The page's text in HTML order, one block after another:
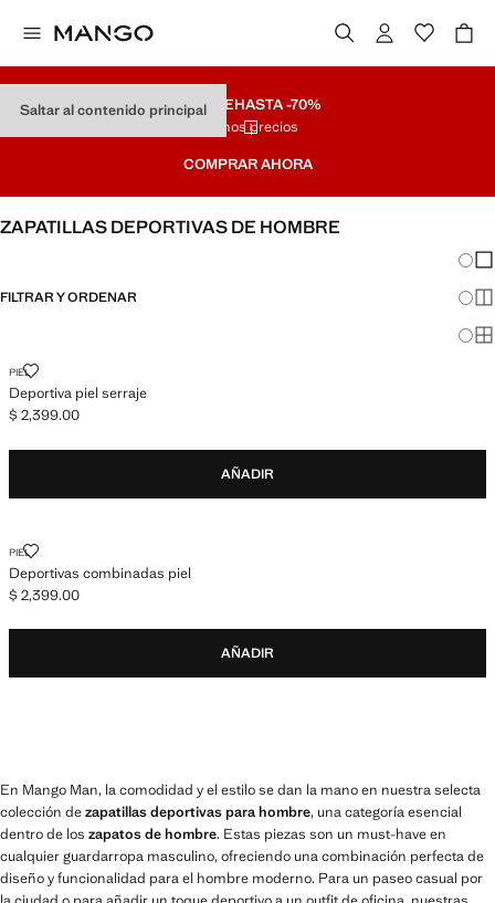
Saltar al contenido principal
REMATEHASTA -70%
Últimos precios
COMPRAR AHORA
ZAPATILLAS DEPORTIVAS DE HOMBRE
FILTRAR Y ORDENAR
PIEL
Deportiva piel serraje
DEPORTIVA PIEL SERRAJE
Precio actual [$ 2,399.00 ]
$ 2,399.00
AÑADIR
PIEL
Deportivas combinadas piel
DEPORTIVAS COMBINADAS PIEL
Precio actual [$ 2,399.00 ]
$ 2,399.00
AÑADIR
En Mango Man, la comodidad y el estilo se dan la mano en nuestra selecta
colección dezapatillas deportivas para hombre, una categoría esencial
dentro de los zapatos de hombre. Estas piezas son un must-have en
cualquier guardarropa masculino, ofreciendo una combinación perfecta de
diseño y funcionalidad para el hombre moderno. Para un paseo casual por